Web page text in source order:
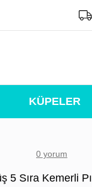
KÜPELER
0 yorum
5 Sıra Kemerli